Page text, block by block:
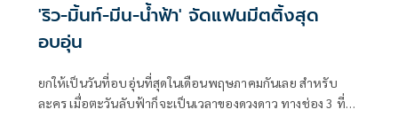
'ริว-มิ้นท์-มีน-น้ำฟ้า' จัดแฟนมีตติ้งสุด
อบอุ่น
ยกให้เป็นวันที่อบอุ่นที่สุดในเดือนพฤษภาคมกันเลย สำหรับ
ละคร เมื่อตะวันลับฟ้าก็จะเป็นเวลาของดวงดาว ทางช่อง 3 ที่